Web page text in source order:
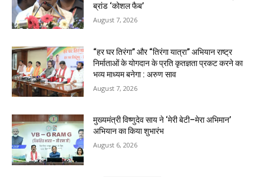
ब्रांड ‘कोशल फैब’
August 7, 2026
“हर घर तिरंगा” और “तिरंगा यात्रा” अभियान राष्ट्र
निर्माताओं के योगदान के प्रति कृतज्ञता प्रकट करने का
भव्य माध्यम बनेगा : अरुण साव
August 7, 2026
मुख्यमंत्री विष्णुदेव साय ने ‘मेरी बेटी–मेरा अभिमान’
अभियान का किया शुभारंभ
August 6, 2026